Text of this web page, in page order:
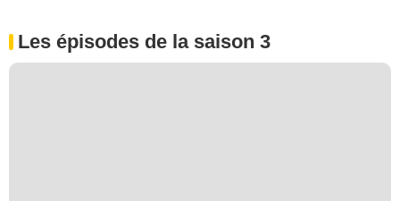
Les épisodes de la saison 3